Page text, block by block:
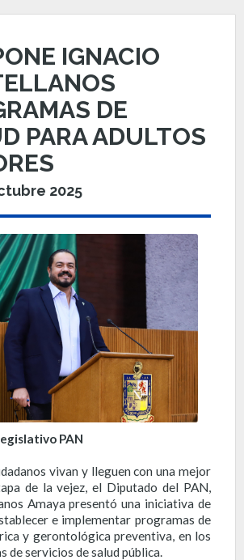
IGNACIO
DE
PARA ADULTOS
2025
PAN
vivan y lleguen con una mejor
de la vejez, el Diputado del PAN,
Amaya presentó una iniciativa de
e implementar programas de
y gerontológica preventiva, en los
de servicios de salud pública.